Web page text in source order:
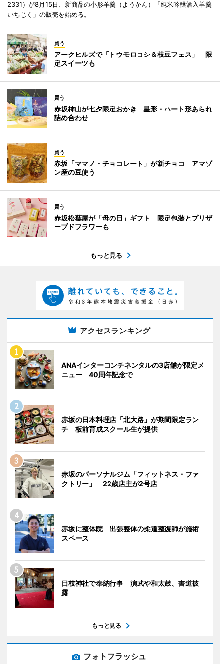
2331）が8月15日、新商品の小形羊羹（ようかん）「純米吟醸酒入羊羹
いちじく」の販売を始める。
買う
アークヒルズで「トウモロコシ＆枝豆フェス」 限
定スイーツも
買う
赤坂柿山が七夕限定おかき 星形・ハート形あられ
詰め合わせ
買う
赤坂「ママノ・チョコレート」が新チョコ アマゾ
ン産の豆使う
買う
赤坂松葉屋が「母の日」ギフト 限定包装とプリザ
ーブドフラワーも
もっと見る
アクセスランキング
ANAインターコンチネンタルの3店舗が限定メ
ニュー 40周年記念で
赤坂の日本料理店「北大路」が期間限定ラン
チ 板前育成スクール生が提供
赤坂のパーソナルジム「フィットネス・ファ
クトリー」 22歳店主が2号店
赤坂に整体院 出張整体の柔道整復師が施術
スペース
日枝神社で奉納行事 演武や和太鼓、書道披
露
もっと見る
フォトフラッシュ